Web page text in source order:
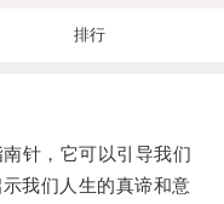
排行
针，它可以引导我们
我们人生的真谛和意